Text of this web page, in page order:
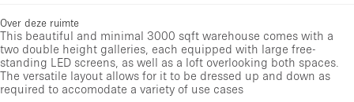
Over deze ruimte
This beautiful and minimal 3000 sqft warehouse comes with a
two double height galleries, each equipped with large free-
standing LED screens, as well as a loft overlooking both spaces.
The versatile layout allows for it to be dressed up and down as
required to accomodate a variety of use cases